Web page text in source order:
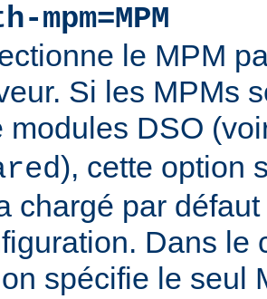
le MPM
Si les MPMs
modules DSO
), cette option
chargé par
Dans le
spécifie le seul